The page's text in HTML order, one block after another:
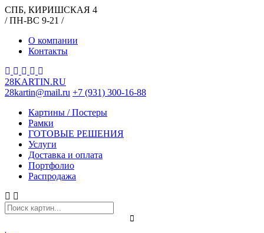
СПБ, КИРИШСКАЯ 4
/ ПН-ВС 9-21 /
О компании
Контакты
28KARTIN.RU
28kartin@mail.ru +7 (931) 300-16-88
Картины / Постеры
Рамки
ГОТОВЫЕ РЕШЕНИЯ
Услуги
Доставка и оплата
Портфолио
Распродажа